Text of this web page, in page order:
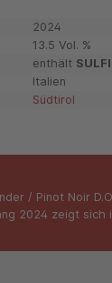
2024
13.5 Vol. %
enthält
Italien
Südtirol
/ Pinot Noir
2024 zeigt sich